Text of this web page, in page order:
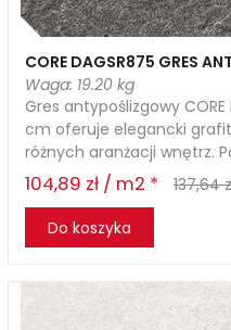
CORE DAGSR875 GRES
Waga: 19.20 kg
Gres antypoślizgowy
cm oferuje elegancki
różnych aranżacji wnętrz.
104,89 zł / m2 *
137,64
Do koszyka